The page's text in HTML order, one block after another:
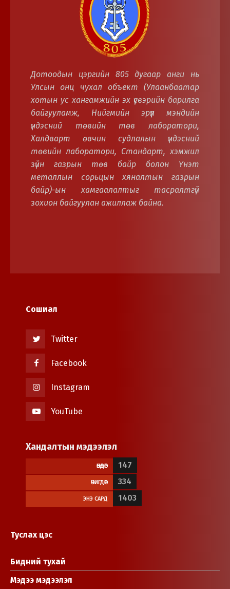
Дотоодын цэргийн 805 дугаар анги нь
Улсын онц чухал объект (Улаанбаатар
хотын ус хангамжийн эх үүсвэрийн барилга
байгууламж, Нийгмийн эрүүл мэндийн
үндэсний төвийн төв лаборатори,
Халдварт өвчин судлалын үндэсний
төвийн лаборатори, Стандарт, хэмжил
зүйн газрын төв байр болон Үнэт
металлын сорьцын хяналтын газрын
байр)-ын хамгаалалтыг тасралтгүй
зохион байгуулан ажиллаж байна.
Сошиал
Twitter
Facebook
Instagram
YouTube
Хандалтын мэдээлэл
ӨНӨӨДӨР 147
ӨЧИГДӨР 334
ЭНЭ САРД 1403
Туслах цэс
Бидний тухай
Мэдээ мэдээлэл